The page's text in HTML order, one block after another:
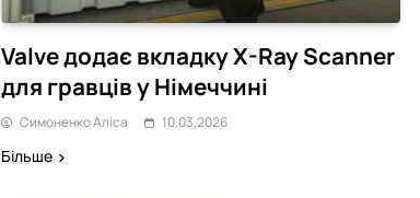
Valve додає вкладку X-Ray Scanner
для гравців у Німеччині
Симоненко Аліса 10.03.2026
Більше